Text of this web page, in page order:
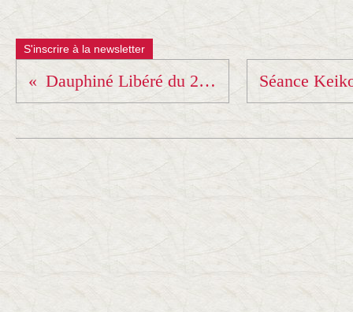
S'inscrire à la newsletter
Dauphiné Libéré du 28 juin